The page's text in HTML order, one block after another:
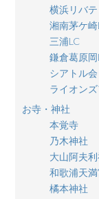
横浜リバ
湘南茅ケ崎
三浦LC
鎌倉葛原岡
シアトル会
ライオン
お寺・神社
本覚寺
乃木神社
大山阿夫
和歌浦天
橘本神社